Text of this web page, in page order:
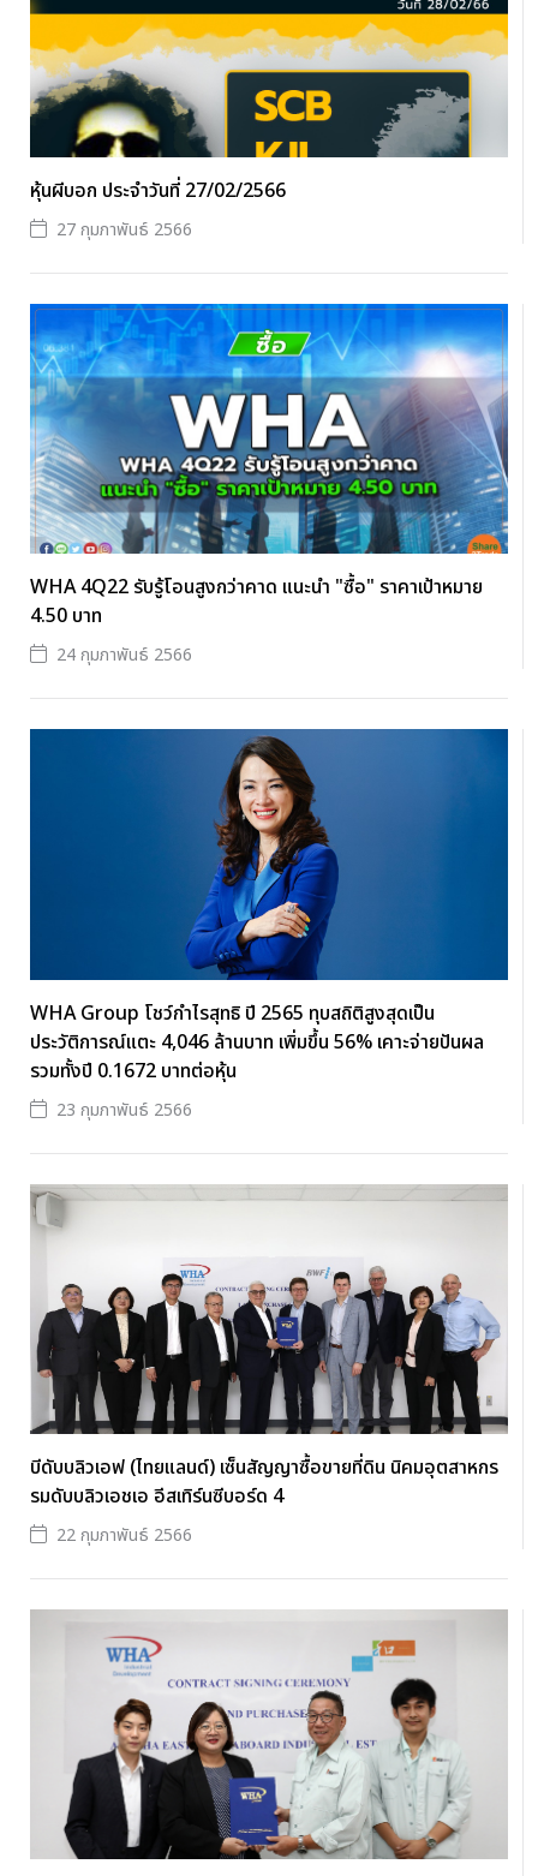
หุ้นผีบอก ประจำวันที่ 27/02/2566
27 กุมภาพันธ์ 2566
WHA 4Q22 รับรู้โอนสูงกว่าคาด แนะนำ "ซื้อ" ราคาเป้าหมาย
4.50 บาท
24 กุมภาพันธ์ 2566
WHA Group โชว์กำไรสุทธิ ปี 2565 ทุบสถิติสูงสุดเป็น
ประวัติการณ์แตะ 4,046 ล้านบาท เพิ่มขึ้น 56% เคาะจ่ายปันผล
รวมทั้งปี 0.1672 บาทต่อหุ้น
23 กุมภาพันธ์ 2566
บีดับบลิวเอฟ (ไทยแลนด์) เซ็นสัญญาซื้อขายที่ดิน นิคมอุตสาหกร
รมดับบลิวเอชเอ อีสเทิร์นซีบอร์ด 4
22 กุมภาพันธ์ 2566